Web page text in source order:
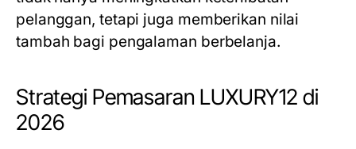
pelanggan, tetapi juga memberikan nilai
tambah bagi pengalaman berbelanja.
Strategi Pemasaran LUXURY12 di
2026